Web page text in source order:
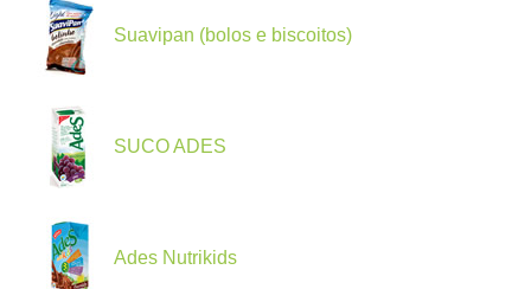
Suavipan (bolos e biscoitos)
SUCO ADES
Ades Nutrikids